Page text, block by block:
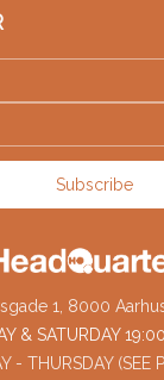
Subscribe
1, 8000
& SATURDAY
- THURSDAY (SEE